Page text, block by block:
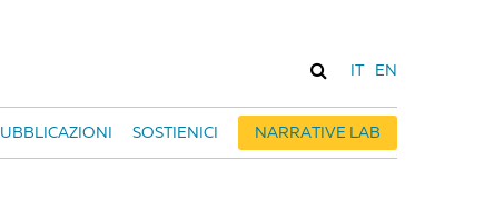
EN
SOSTIENICI NARRATIVE LAB